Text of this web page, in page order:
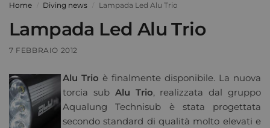
Home Diving news Lampada Led Alu Trio
Lampada Led Alu Trio
7 FEBBRAIO 2012
Alu Trio è finalmente disponibile. La nuova
torcia sub Alu Trio, realizzata dal gruppo
Aqualung Technisub è stata progettata
secondo standard di qualità molto elevati e